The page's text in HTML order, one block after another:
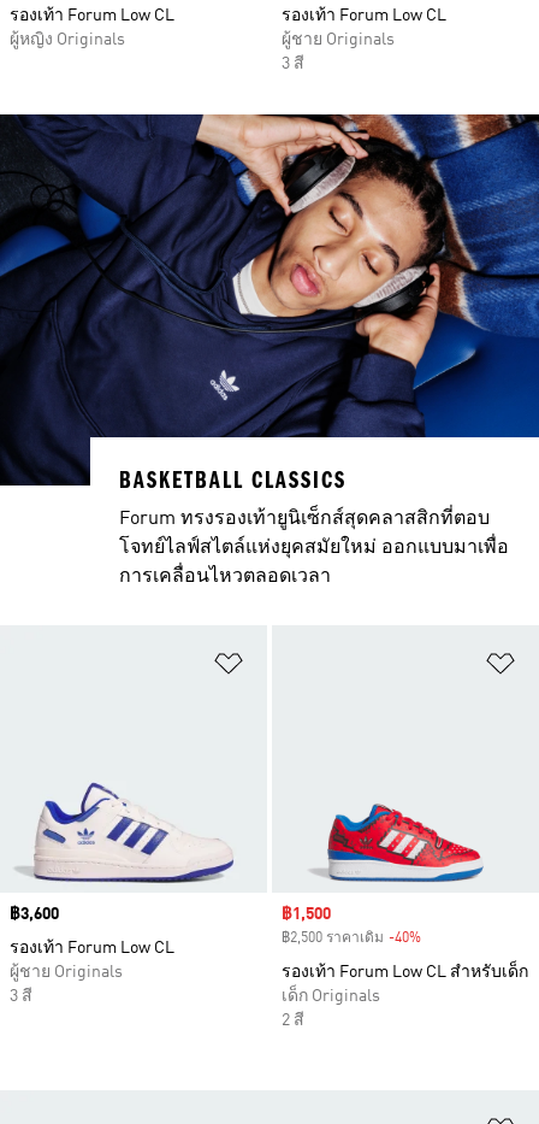
รองเท้า Forum Low CL
ผู้หญิง Originals
รองเท้า Forum Low CL
ผู้ชาย Originals
3 สี
Price
฿3,600
รองเท้า Forum Low CL
ผู้ชาย Originals
3 สี
Sale price
฿1,500
฿2,500 ราคาเดิม -40%
รองเท้า Forum Low CL สำหรับเด็ก
เด็ก Originals
2 สี
BASKETBALL CLASSICS
Forum ทรงรองเท้ายูนิเซ็กส์สุดคลาสสิกที่ตอบ
โจทย์ไลฟ์สไตล์แห่งยุคสมัยใหม่ ออกแบบมาเพื่อ
การเคลื่อนไหวตลอดเวลา